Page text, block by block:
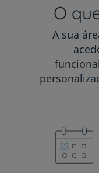
O
A sua